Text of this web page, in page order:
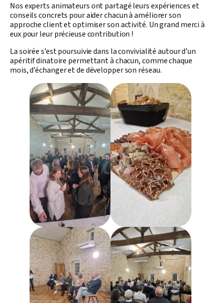
Nos experts animateurs ont partagé leurs expériences et
conseils concrets pour aider chacun à améliorer son
approche client et optimiser son activité. Un grand merci à
eux pour leur précieuse contribution !
La soirée s’est poursuivie dans la convivialité autour d’un
apéritif dinatoire permettant à chacun, comme chaque
mois, d’échanger et de développer son réseau.